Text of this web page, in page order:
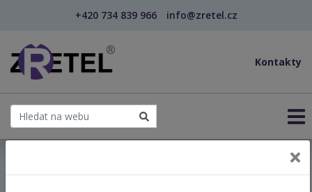
+420 734 839 966 info@zretel.cz
Kontakty